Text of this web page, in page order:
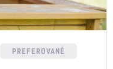
PREFEROVANÉ